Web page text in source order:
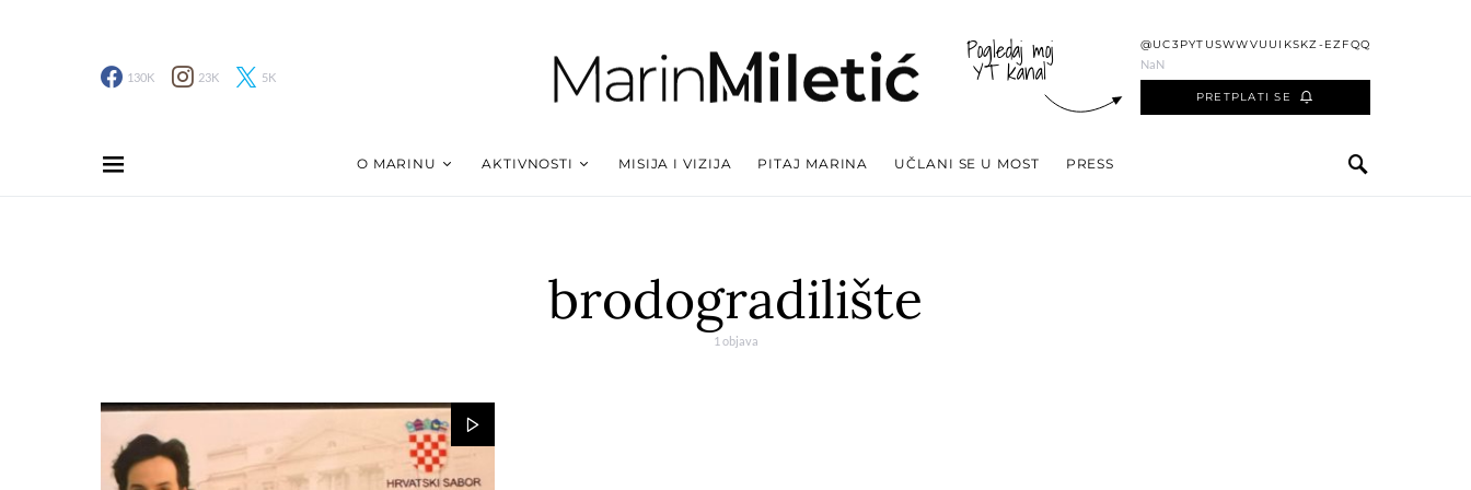
130K 23K 5K
Pogledaj moj
YT kanal
@UC3PYTUSWWVUUIKSKZ-EZFQQ
NaN
PRETPLATI SE
O MARINU AKTIVNOSTI MISIJA I VIZIJA PITAJ MARINA UČLANI SE U MOST PRESS
brodogradilište
1 objava